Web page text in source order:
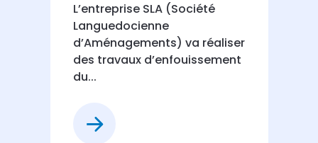
L’entreprise SLA (Société
Languedocienne
d’Aménagements) va réaliser
des travaux d’enfouissement
du...